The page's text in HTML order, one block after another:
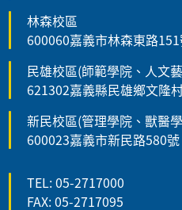
林森校區
600060嘉義市林森東路
民雄校區(師範學院、人文
621302嘉義縣民雄鄉文隆
新民校區(管理學院、獸醫
600023嘉義市新民路580號
TEL: 05-2717000
FAX: 05-2717095